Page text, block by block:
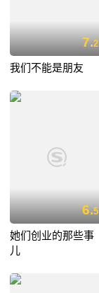
7.2
我们不能是朋友
6.5
她们创业的那些事
儿